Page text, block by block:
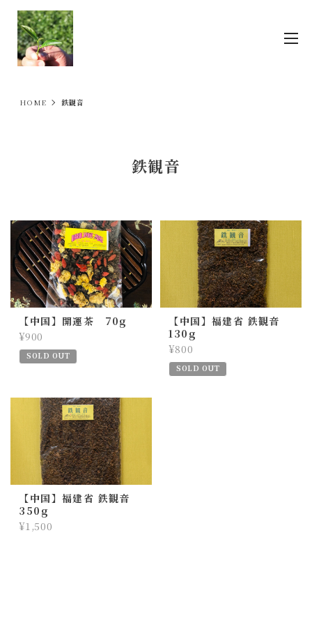
HOME 鉄観音
鉄観音
【中国】開運茶 70g
¥900
SOLD OUT
【中国】福建省 鉄観音
130g
¥800
SOLD OUT
【中国】福建省 鉄観音
350g
¥1,500